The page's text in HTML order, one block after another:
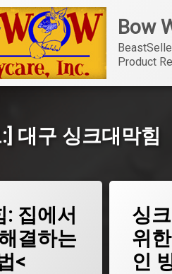
Bow
Product
대구 싱크대막힘
: 집에서
결하는
<
싱
위
인
광주 싱크대
구미 싱크대
대구 싱크대